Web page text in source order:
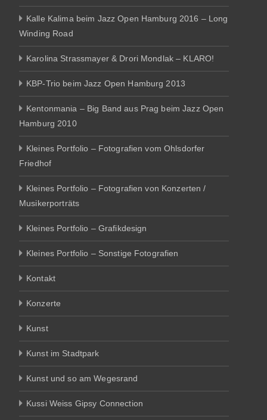
Kalle Kalima beim Jazz Open Hamburg 2016 – Long
Winding Road
Karolina Strassmayer & Drori Mondlak – KLARO!
KBP-Trio beim Jazz Open Hamburg 2013
Kentonmania – Big Band aus Prag beim Jazz Open
Hamburg 2010
Kleines Portfolio – Fotografien vom Ohlsdorfer
Friedhof
Kleines Portfolio – Fotografien von Konzerten /
Musikerporträts
Kleines Portfolio – Grafikdesign
Kleines Portfolio – Sonstige Fotografien
Kontakt
Konzerte
Kunst
Kunst im Stadtpark
Kunst und so am Wegesrand
Kussi Weiss Gipsy Connection